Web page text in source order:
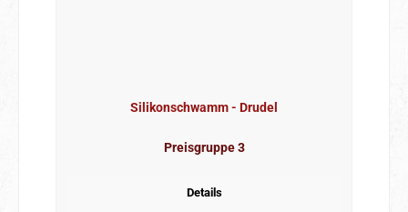
Silikonschwamm - Drudel
Preisgruppe 3
Details